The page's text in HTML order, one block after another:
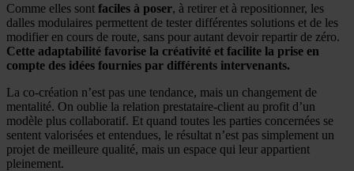
Comme elles sont faciles à poser, à retirer et à repositionner, les
dalles modulaires permettent de tester différentes solutions et de les
modifier en cours de route, sans pour autant devoir repartir de zéro.
Cette adaptabilité favorise la créativité et facilite la prise en
compte des idées fournies par différents intervenants.
La co-création n’est pas une tendance, mais un changement de
mentalité. On oublie la relation prestataire-client au profit d’un
modèle plus collaboratif. Et quand toutes les parties concernées se
sentent valorisées et entendues, le résultat n’est pas simplement un
projet de meilleure qualité, mais un espace qui leur appartient
pleinement.